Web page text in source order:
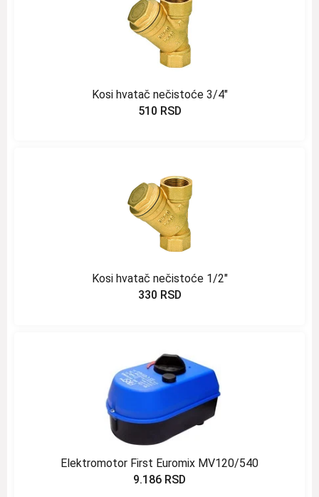
Kosi hvatač nečistoće 3/4″
510 RSD
Kosi hvatač nečistoće 1/2″
330 RSD
Elektromotor First Euromix MV120/540
9.186 RSD